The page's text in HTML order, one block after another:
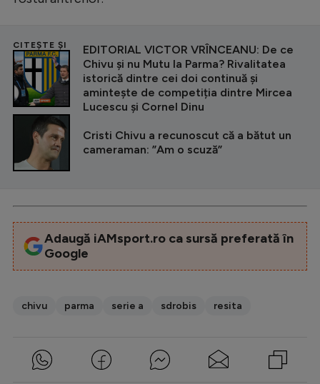
CITEȘTE ȘI
EDITORIAL VICTOR VRÎNCEANU: De ce
Chivu și nu Mutu la Parma? Rivalitatea
istorică dintre cei doi continuă și
amintește de competiția dintre Mircea
Lucescu și Cornel Dinu
Cristi Chivu a recunoscut că a bătut un
cameraman: ”Am o scuză”
Adaugă iAMsport.ro ca sursă preferată în
Google
chivu parma serie a sdrobis resita